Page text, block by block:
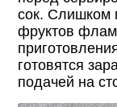
сок. Слишком
фруктов
готовятся
подачей на